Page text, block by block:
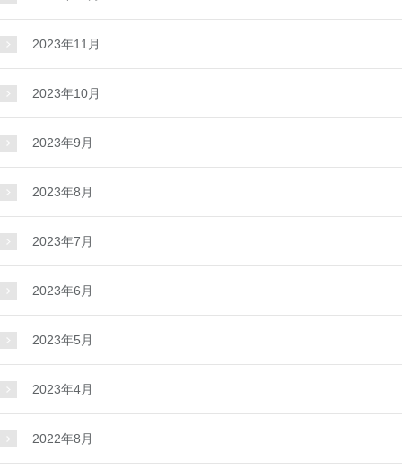
2023年11月
2023年10月
2023年9月
2023年8月
2023年7月
2023年6月
2023年5月
2023年4月
2022年8月